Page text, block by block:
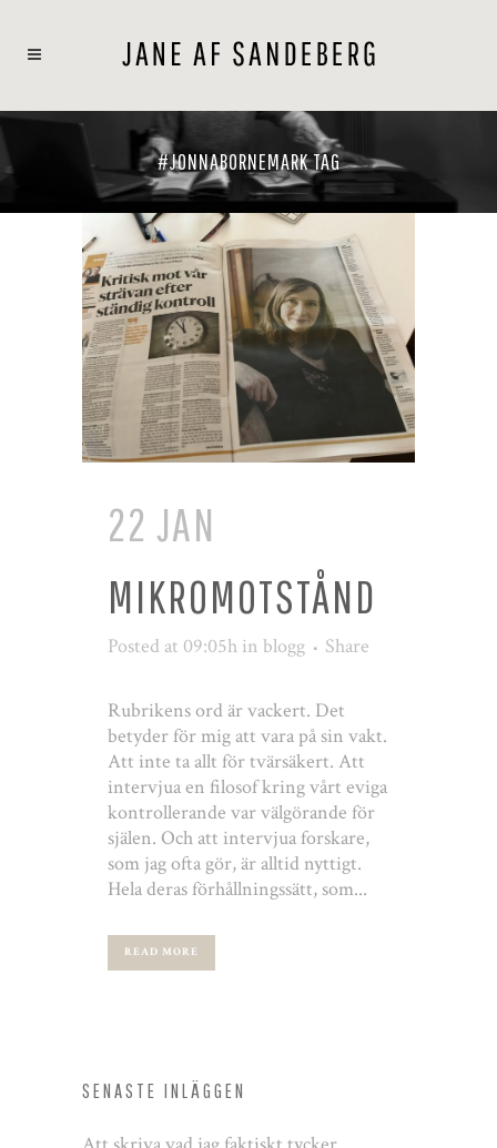
#JONNABORNEMARK TAG
22 JAN
MIKROMOTSTÅND
Posted at 09:05h in blogg Share
Rubrikens ord är vackert. Det
betyder för mig att vara på sin vakt.
Att inte ta allt för tvärsäkert. Att
intervjua en filosof kring vårt eviga
kontrollerande var välgörande för
själen. Och att intervjua forskare,
som jag ofta gör, är alltid nyttigt.
Hela deras förhållningssätt, som...
READ MORE
SENASTE INLÄGGEN